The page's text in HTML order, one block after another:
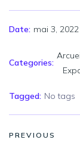
Date: mai 3, 2022
Categories:
Tagged: No tags
PREVIOUS